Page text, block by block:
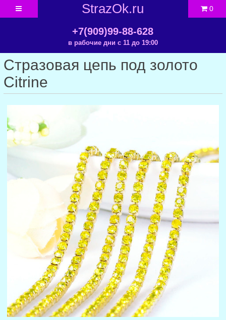
StrazOk.ru
+7(909)99-88-628
в рабочие дни с 11 до 19:00
0
Стразовая цепь под золото
Citrine